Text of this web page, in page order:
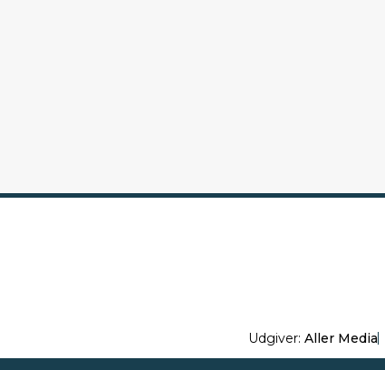
Udgiver: Aller Media